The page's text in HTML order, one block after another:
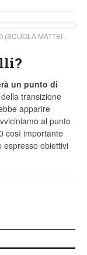
(SCUOLA MATTEI -
un punto di
transizione
apparire
al punto
così importante
espresso obiettivi